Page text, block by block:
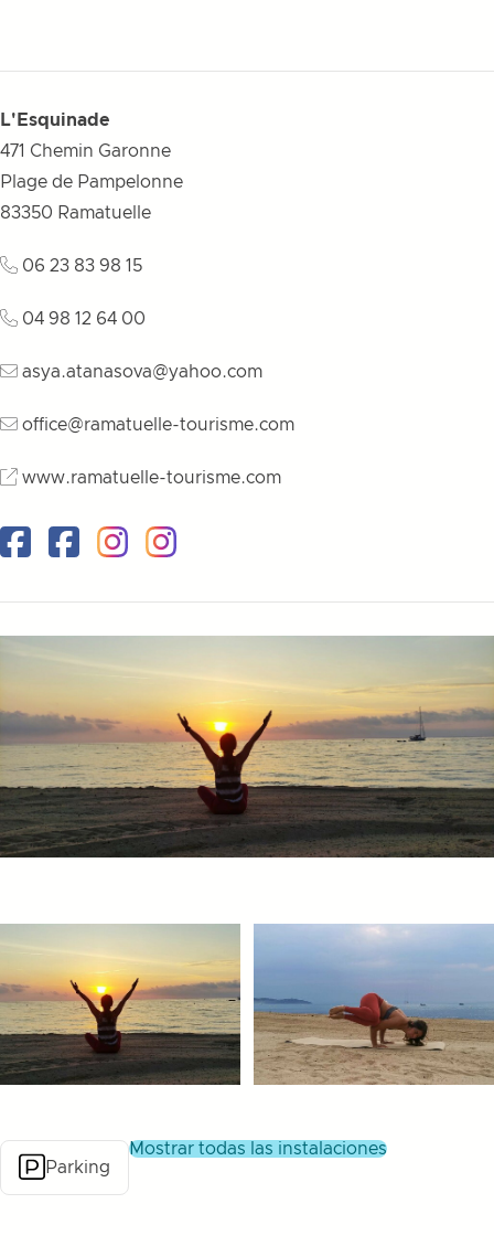
Parking
mostrar todas las instalaciones
L'Esquinade
471 Chemin Garonne
Plage de Pampelonne
83350 Ramatuelle
06 23 83 98 15
04 98 12 64 00
asya.atanasova@yahoo.com
office@ramatuelle-tourisme.com
www.ramatuelle-tourisme.com
FacebookFacebookInstagramInstagram